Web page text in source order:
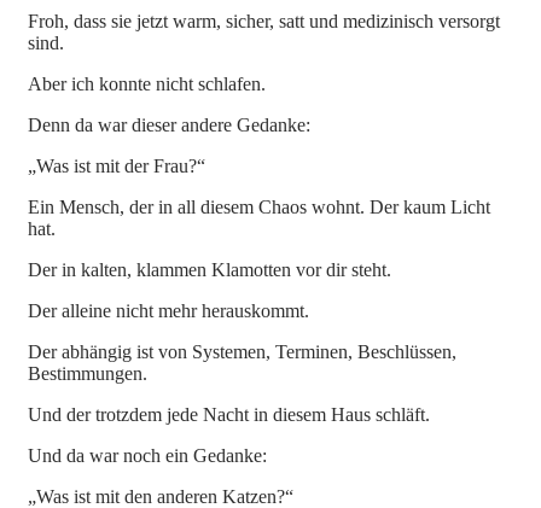
Froh, dass sie jetzt warm, sicher, satt und medizinisch versorgt
sind.
Aber ich konnte nicht schlafen.
Denn da war dieser andere Gedanke:
„Was ist mit der Frau?“
Ein Mensch, der in all diesem Chaos wohnt. Der kaum Licht
hat.
Der in kalten, klammen Klamotten vor dir steht.
Der alleine nicht mehr herauskommt.
Der abhängig ist von Systemen, Terminen, Beschlüssen,
Bestimmungen.
Und der trotzdem jede Nacht in diesem Haus schläft.
Und da war noch ein Gedanke:
„Was ist mit den anderen Katzen?“